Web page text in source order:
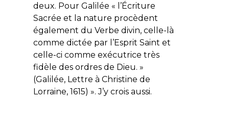
deux. Pour Galilée « l’Écriture
Sacrée et la nature procèdent
également du Verbe divin, celle-là
comme dictée par l’Esprit Saint et
celle-ci comme exécutrice très
fidèle des ordres de Dieu. »
(Galilée, Lettre à Christine de
Lorraine, 1615) ». J’y crois aussi.